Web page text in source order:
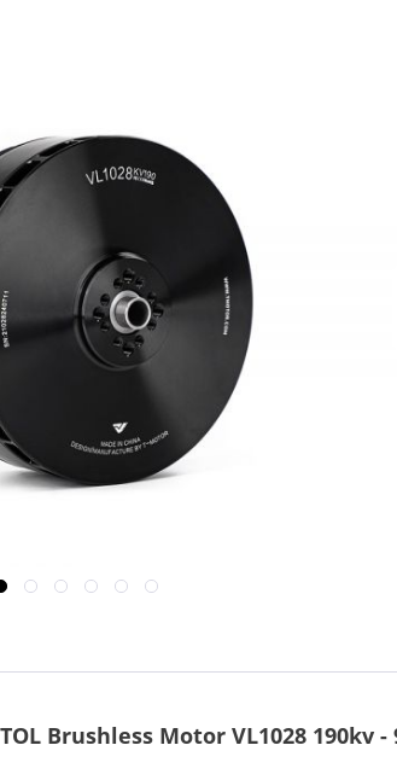
Brushless Motor VL1028 190kv -